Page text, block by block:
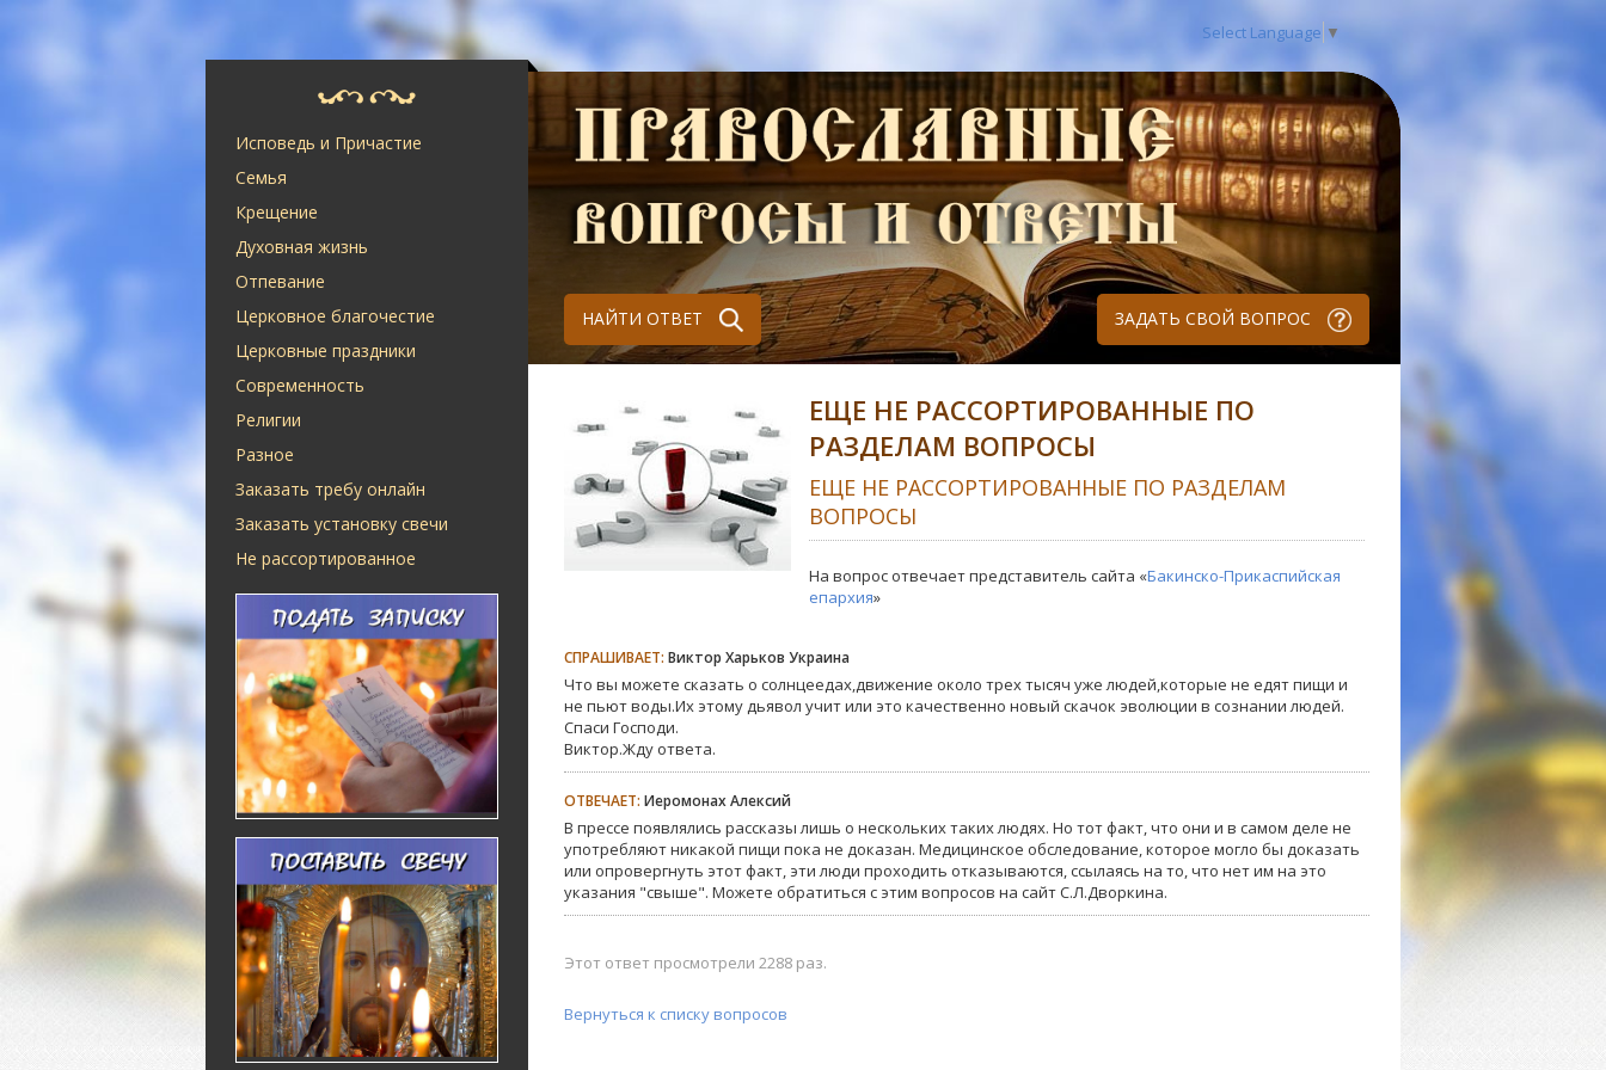
Select Language ▼
Исповедь и Причастие
Семья
Крещение
Духовная жизнь
Отпевание
Церковное благочестие
Церковные праздники
Современность
Религии
Разное
Заказать требу онлайн
Заказать установку свечи
Не рассортированное
НАЙТИ ОТВЕТ ЗАДАТЬ СВОЙ ВОПРОС
ЕЩЕ НЕ РАССОРТИРОВАННЫЕ ПО
РАЗДЕЛАМ ВОПРОСЫ
ЕЩЕ НЕ РАССОРТИРОВАННЫЕ ПО РАЗДЕЛАМ
ВОПРОСЫ
На вопрос отвечает представитель сайта «Бакинско-Прикаспийская
епархия»
СПРАШИВАЕТ: Виктор Харьков Украина
Что вы можете сказать о солнцеедах,движение около трех тысяч уже людей,которые не едят пищи и
не пьют воды.Их этому дьявол учит или это качественно новый скачок эволюции в сознании людей.
Спаси Господи.
Виктор.Жду ответа.
ОТВЕЧАЕТ: Иеромонах Алексий
В прессе появлялись рассказы лишь о нескольких таких людях. Но тот факт, что они и в самом деле не
употребляют никакой пищи пока не доказан. Медицинское обследование, которое могло бы доказать
или опровергнуть этот факт, эти люди проходить отказываются, ссылаясь на то, что нет им на это
указания "свыше". Можете обратиться с этим вопросов на сайт С.Л.Дворкина.
Этот ответ просмотрели 2288 раз.
Вернуться к списку вопросов